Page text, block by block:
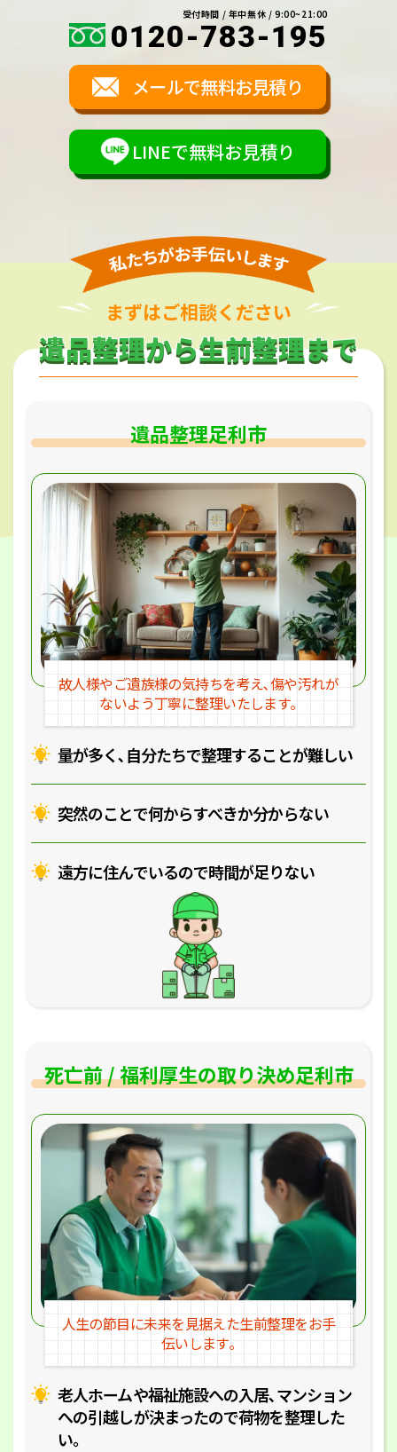
受付時間 / 年中無休 / 9:00~21:00
0120-783-195
メールで無料お見積り
LINEで無料お見積り
まずはご相談ください
遺品整理から生前整理まで
遺品整理から生前整理まで
遺品整理足利市
量が多く､自分たちで整理することが難しい
突然のことで何からすべきか分からない
遠方に住んでいるので時間が足りない
故人様やご遺族様の気持ちを考え､傷や汚れが
ないよう丁寧に整理いたします｡
死亡前 / 福利厚生の取り決め足利市
老人ホームや福祉施設への入居､マンション
への引越しが決まったので荷物を整理した
い｡
人生の節目に未来を見据えた生前整理をお手
伝いします｡